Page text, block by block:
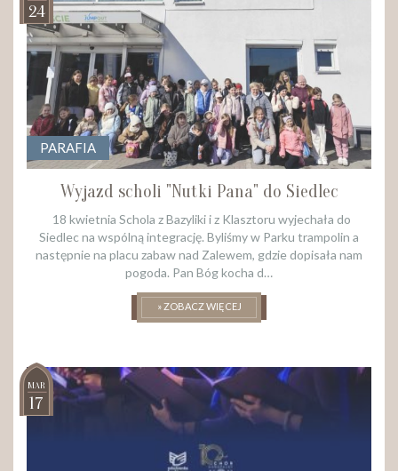
PARAFIA
24
Wyjazd scholi "Nutki Pana" do Siedlec
18 kwietnia Schola z Bazyliki i z Klasztoru wyjechała do
Siedlec na wspólną integrację. Byliśmy w Parku trampolin a
następnie na placu zabaw nad Zalewem, gdzie dopisała nam
pogoda. Pan Bóg kocha d…
» ZOBACZ WIĘCEJ
MAR
17